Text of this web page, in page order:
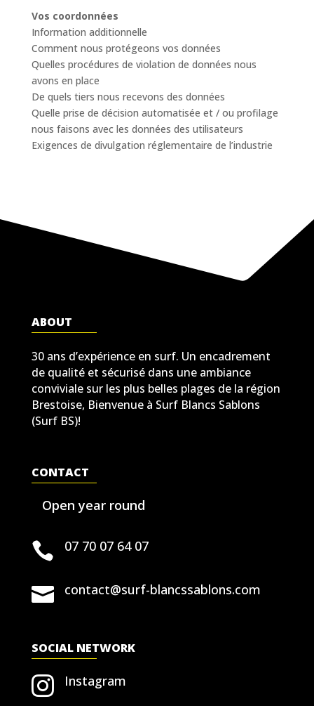
Vos coordonnées
Information additionnelle
Comment nous protégeons vos données
Quelles procédures de violation de données nous
avons en place
De quels tiers nous recevons des données
Quelle prise de décision automatisée et / ou profilage
nous faisons avec les données des utilisateurs
Exigences de divulgation réglementaire de l’industrie
ABOUT
30 ans d’expérience en surf. Un encadrement
de qualité et sécurisé dans une ambiance
conviviale sur les plus belles plages de la région
Brestoise, Bienvenue à Surf Blancs Sablons
(Surf BS)!
CONTACT
Open year round
 07 70 07 64 07
 contact@surf-blancssablons.com
SOCIAL NETWORK
 Instagram